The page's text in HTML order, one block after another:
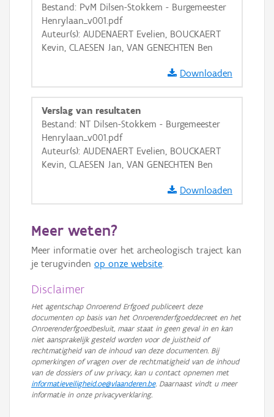
+ −
Basis Lagen
OSM-Basiskaart
Ortho
Bestand: PvM Dilsen-Stokkem - Burgemeester
Henrylaan_v001.pdf
Auteur(s): AUDENAERT Evelien, BOUCKAERT
Kevin, CLAESEN Jan, VAN GENECHTEN Ben
Downloaden
Verslag van resultaten
Bestand: NT Dilsen-Stokkem - Burgemeester
Henrylaan_v001.pdf
Auteur(s): AUDENAERT Evelien, BOUCKAERT
Kevin, CLAESEN Jan, VAN GENECHTEN Ben
Downloaden
Meer weten?
Meer informatie over het archeologisch traject kan
je terugvinden op onze website.
Disclaimer
Het agentschap Onroerend Erfgoed publiceert deze
documenten op basis van het Onroerenderfgoeddecreet en het
Onroerenderfgoedbesluit, maar staat in geen geval in en kan
niet aansprakelijk gesteld worden voor de juistheid of
rechtmatigheid van de inhoud van deze documenten. Bij
opmerkingen of vragen over de rechtmatigheid van de inhoud
van de dossiers of uw privacy, kan u contact opnemen met
informatieveiligheid.oe@vlaanderen.be. Daarnaast vindt u meer
informatie in onze privacyverklaring.